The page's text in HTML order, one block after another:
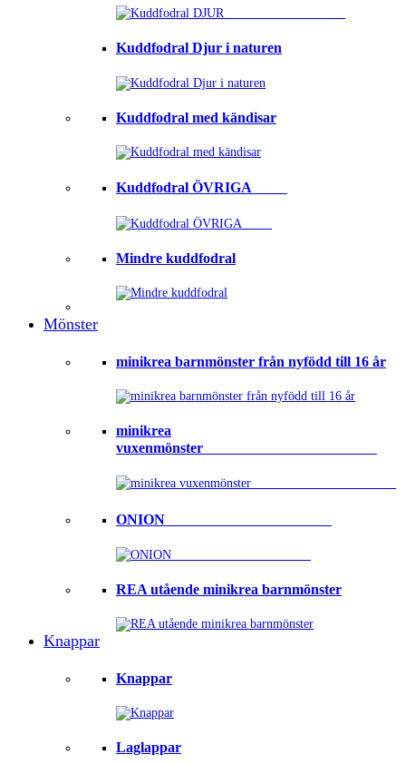
Kuddfodral Djur i naturen
Kuddfodral med kändisar
Kuddfodral ÖVRIGA ⠀⠀⠀
Mindre kuddfodral
Mönster
minikrea barnmönster från nyfödd till 16 år
minikrea
vuxenmönster⠀⠀⠀⠀⠀⠀⠀⠀⠀⠀⠀⠀⠀⠀⠀⠀
ONION ⠀⠀⠀⠀⠀⠀⠀⠀⠀⠀⠀⠀⠀⠀⠀
REA utående minikrea barnmönster
Knappar
Knappar
Laglappar